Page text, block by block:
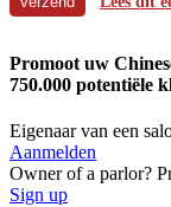
Promoot uw
750.000 potentiële
Eigenaar van een
Aanmelden
Owner of a parlor?
Sign up